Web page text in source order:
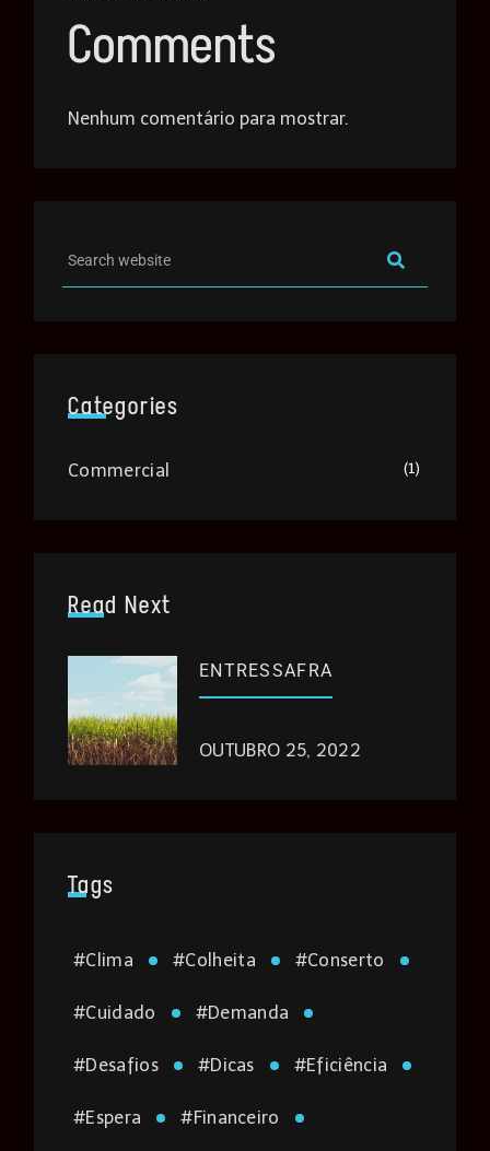
Comments
Nenhum comentário para mostrar.
Categories
Commercial (1)
Read Next
ENTRESSAFRA
OUTUBRO 25, 2022
Tags
Clima
# Colheita
# Conserto
#
Cuidado
# Demanda
#
Desafios
# Dicas
# Eficiência
#
Espera
# Financeiro
#